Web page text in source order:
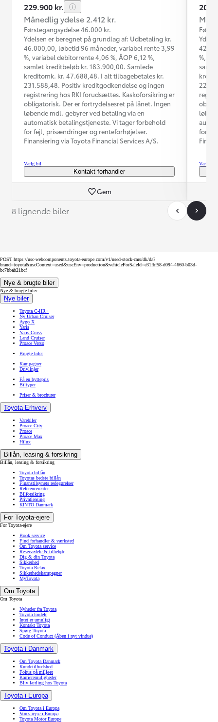
229.900 kr.
Månedlig ydelse 2.412 kr.
Førstegangsydelse 46.000 kr.
Ydelsen er beregnet på grundlag af: Udbetaling kr.
46.000,00, løbetid 96 måneder, variabel rente 3,99
%, variabel debitorrente 4,06 %, ÅOP 6,12 %,
samlet kreditbeløb kr. 183.900,00. Samlede
kreditomk. kr. 47.688,48. I alt tilbagebetales kr.
231.588,48. Positiv kreditgodkendelse og ingen
registrering hos RKI forudsættes. Kaskoforsikring er
obligatorisk. Der er fortrydelsesret på lånet. Ingen
løbende mdl. gebyrer ved betaling via en
automatisk betalingstjeneste. Vi tager forbehold
for fejl, prisændringer og renteforhøjelser.
Finansiering via Toyota Financial Services A/S.
Vælg bil
Kontakt forhandler
Gem
%,
for
Vælg bil
8 lignende biler
POST https://usc-webcomponents.toyota-europe.com/v1/used-stock-cars/dk/da?
brand=toyota&uscContext=used&uscEnv=production&vehicleForSaleId=e31fbf58-d094-4660-b03d-
bc7bbab21bcf
Nye & brugte biler
Nye & brugte biler
Nye biler
Toyota C-HR+
Ny Urban Cruiser
Aygo X
Yaris
Yaris Cross
Land Cruiser
Proace Verso
Brugte biler
Kampagner
Drivlinjer
Få en byttepris
Biltyper
Priser & brochurer
Toyota Erhverv
Varebiler
Proace City
Proace
Proace Max
Hilux
Billån, leasing & forsikring
Billån, leasing & forsikring
Toyota billån
Toyotas bedste billån
Finanstilsynets redegørelser
Referencerenter
Bilforsikring
Privatleasing
KINTO Danmark
For Toyota-ejere
For Toyota-ejere
Book service
Find forhandler & værksted
Om Toyota service
Reservedele & tilbehør
Dig & din Toyota
Sikkerhed
Toyota Relax
Sikkerhedskampagner
MyToyota
Om Toyota
Om Toyota
Nyheder fra Toyota
Toyota fordele
Intet er umuligt
Kontakt Toyota
Spørg Toyota
Code of Conduct (Åben i nyt vindue)
Toyota i Danmark
Om Toyota Danmark
Kundetilfredshed
Fokus på miljøet
Karrieremuligheder
Bliv lærling hos Toyota
Toyota i Europa
Om Toyota i Europa
Vores rejse i Europa
Toyota Motor Europe